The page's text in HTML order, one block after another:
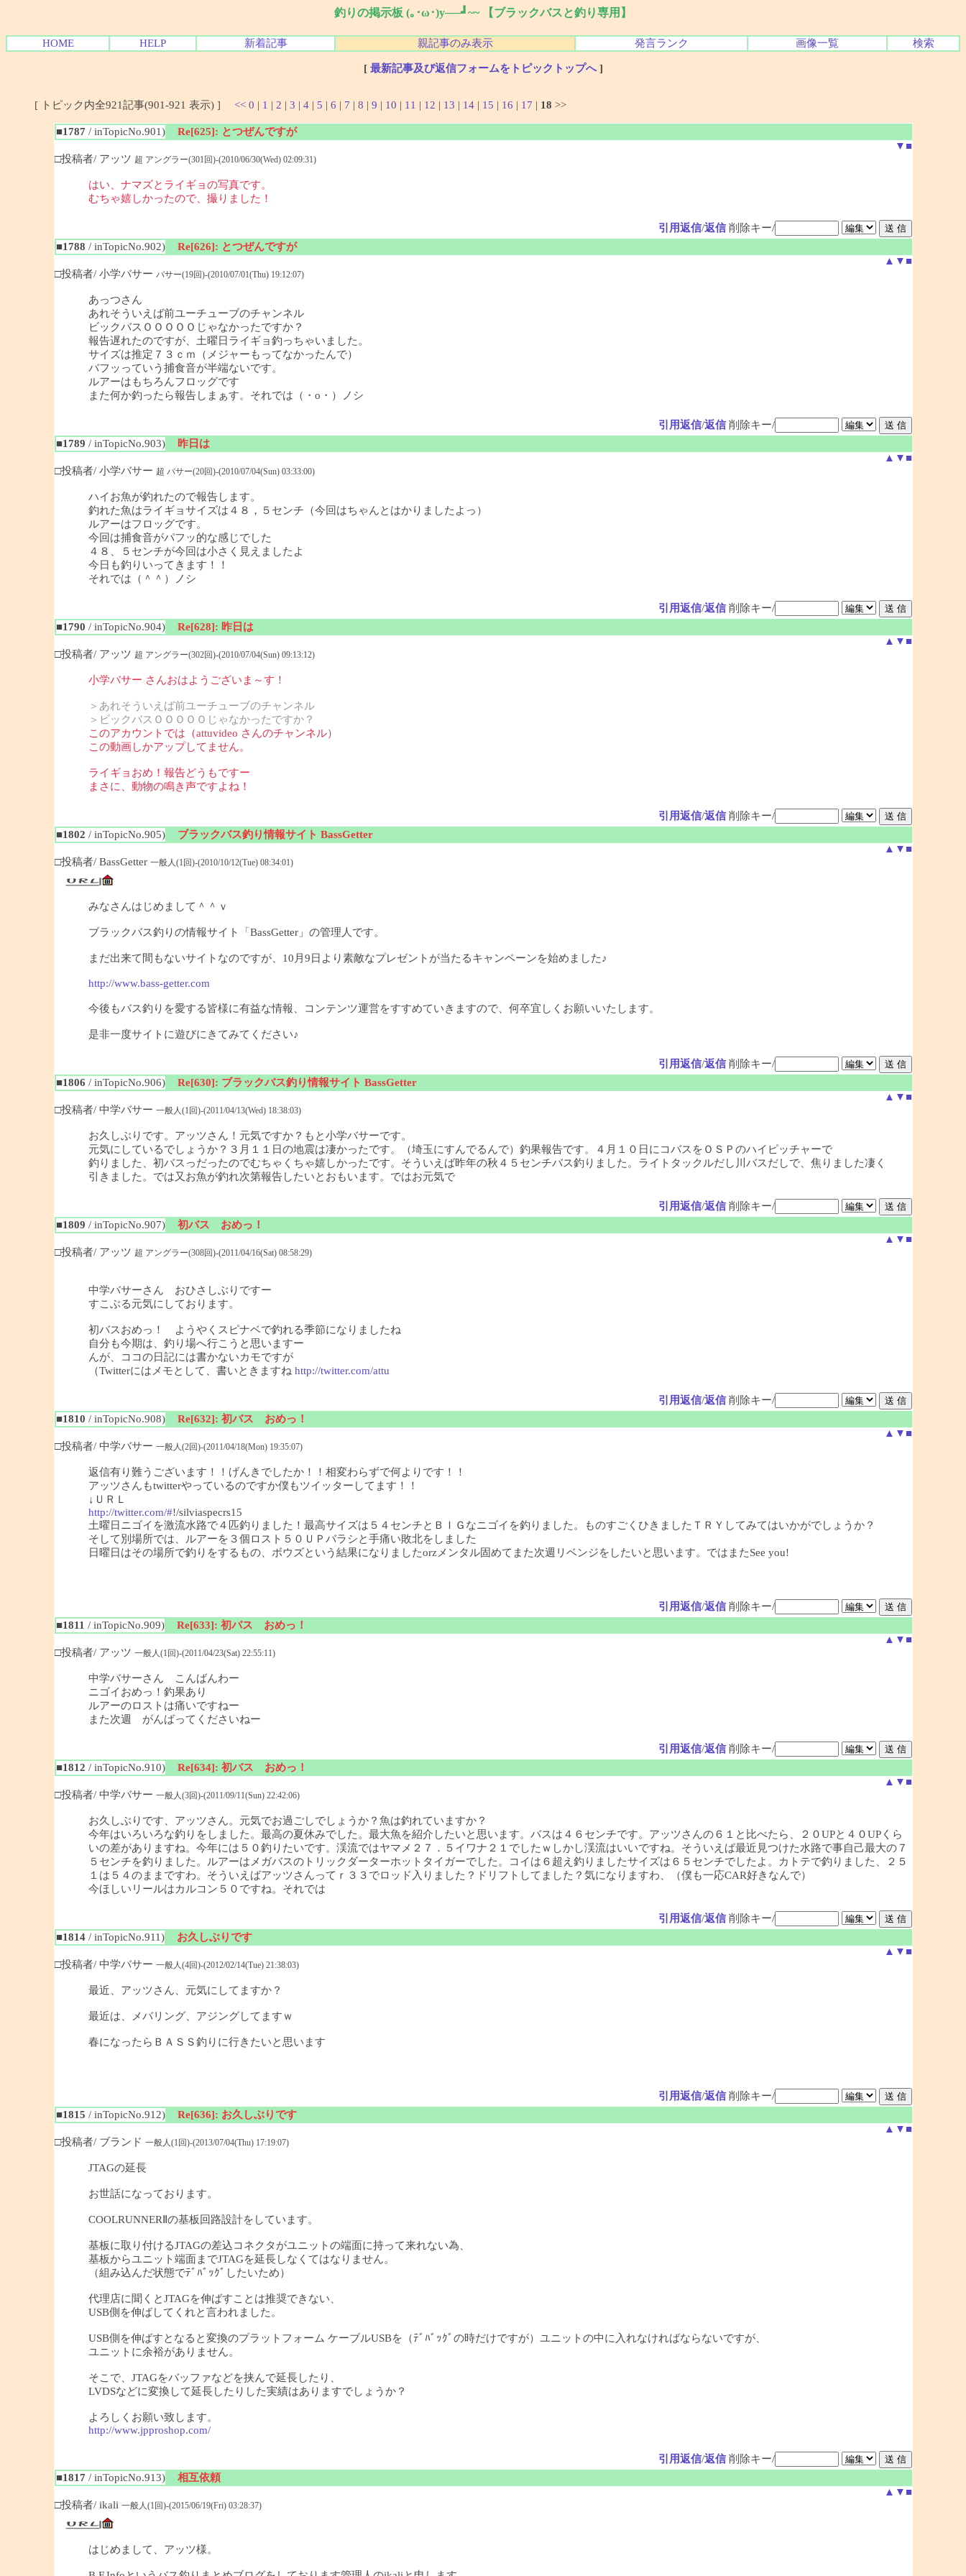
釣りの掲示板 (｡･ω･)y──┛~~ 【ブラックバスと釣り専用】
HOME HELP 新着記事 親記事のみ表示 発言ランク 画像一覧 検索
[ 最新記事及び返信フォームをトピックトップへ]
[ トピック内全921記事(901-921 表示) ] << 0 | 1 | 2 | 3 | 4 | 5 | 6 | 7 | 8 | 9 | 10 | 11 | 12 | 13 | 14 | 15 | 16 | 17 | 18 >>
■1787 / inTopicNo.901)
Re[625]: とつぜんですが
▼ ■
□投稿者/ アッツ 超 アングラー(301回)-(2010/06/30(Wed) 02:09:31)
はい、ナマズとライギョの写真です。
むちゃ嬉しかったので、撮りました！
引用返信/返信 削除キー/
■1788 / inTopicNo.902)
Re[626]: とつぜんですが
▲ ▼ ■
□投稿者/ 小学バサー バサー(19回)-(2010/07/01(Thu) 19:12:07)
あっつさん
あれそういえば前ユーチューブのチャンネル
ビックバスＯＯＯＯＯじゃなかったですか？
報告遅れたのですが、土曜日ライギョ釣っちゃいました。
サイズは推定７３ｃｍ（メジャーもってなかったんで）
バフッっていう捕食音が半端ないです。
ルアーはもちろんフロッグです
また何か釣ったら報告しまぁす。それでは（・o・）ノシ
引用返信/返信 削除キー/
■1789 / inTopicNo.903)
昨日は
▲ ▼ ■
□投稿者/ 小学バサー 超 バサー(20回)-(2010/07/04(Sun) 03:33:00)
ハイお魚が釣れたので報告します。
釣れた魚はライギョサイズは４８，５センチ（今回はちゃんとはかりましたよっ）
ルアーはフロッグです。
今回は捕食音がパフッ的な感じでした
４８、５センチが今回は小さく見えましたよ
今日も釣りいってきます！！
それでは（＾＾）ノシ
引用返信/返信 削除キー/
■1790 / inTopicNo.904)
Re[628]: 昨日は
▲ ▼ ■
□投稿者/ アッツ 超 アングラー(302回)-(2010/07/04(Sun) 09:13:12)
小学バサー さんおはようございま～す！
＞あれそういえば前ユーチューブのチャンネル
＞ビックバスＯＯＯＯＯじゃなかったですか？
このアカウントでは（attuvideo さんのチャンネル）
この動画しかアップしてません。
ライギョおめ！報告どうもですー
まさに、動物の鳴き声ですよね！
引用返信/返信 削除キー/
■1802 / inTopicNo.905)
ブラックバス釣り情報サイト BassGetter
▲ ▼ ■
□投稿者/ BassGetter 一般人(1回)-(2010/10/12(Tue) 08:34:01)
みなさんはじめまして＾＾ｖ
ブラックバス釣りの情報サイト「BassGetter」の管理人です。
まだ出来て間もないサイトなのですが、10月9日より素敵なプレゼントが当たるキャンペーンを始めました♪
http://www.bass-getter.com
今後もバス釣りを愛する皆様に有益な情報、コンテンツ運営をすすめていきますので、何卒宜しくお願いいたします。
是非一度サイトに遊びにきてみてください♪
引用返信/返信 削除キー/
■1806 / inTopicNo.906)
Re[630]: ブラックバス釣り情報サイト BassGetter
▲ ▼ ■
□投稿者/ 中学バサー 一般人(1回)-(2011/04/13(Wed) 18:38:03)
お久しぶりです。アッツさん！元気ですか？もと小学バサーです。
元気にしているでしょうか？３月１１日の地震は凄かったです。（埼玉にすんでるんで）釣果報告です。４月１０日にコバスをＯＳＰのハイピッチャーで
釣りました、初バスっだったのでむちゃくちゃ嬉しかったです。そういえば昨年の秋４５センチバス釣りました。ライトタックルだし川バスだしで、焦りました凄く
引きました。では又お魚が釣れ次第報告したいとおもいます。ではお元気で
引用返信/返信 削除キー/
■1809 / inTopicNo.907)
初バス おめっ！
▲ ▼ ■
□投稿者/ アッツ 超 アングラー(308回)-(2011/04/16(Sat) 08:58:29)
中学バサーさん おひさしぶりですー
すこぶる元気にしております。
初バスおめっ！ ようやくスピナベで釣れる季節になりましたね
自分も今期は、釣り場へ行こうと思いますー
んが、ココの日記には書かないカモですが
（Twitterにはメモとして、書いときますね http://twitter.com/attu
引用返信/返信 削除キー/
■1810 / inTopicNo.908)
Re[632]: 初バス おめっ！
▲ ▼ ■
□投稿者/ 中学バサー 一般人(2回)-(2011/04/18(Mon) 19:35:07)
返信有り難うございます！！げんきでしたか！！相変わらずで何よりです！！
アッツさんもtwitterやっているのですか僕もツイッターしてます！！
↓ＵＲＬ
http://twitter.com/#!/silviaspecrs15
土曜日ニゴイを激流水路で４匹釣りました！最高サイズは５４センチとＢＩＧなニゴイを釣りました。ものすごくひきましたＴＲＹしてみてはいかがでしょうか？
そして別場所では、ルアーを３個ロスト５０ＵＰバラシと手痛い敗北をしました
日曜日はその場所で釣りをするもの、ボウズという結果になりましたorzメンタル固めてまた次週リベンジをしたいと思います。ではまたSee you!
引用返信/返信 削除キー/
■1811 / inTopicNo.909)
Re[633]: 初バス おめっ！
▲ ▼ ■
□投稿者/ アッツ 一般人(1回)-(2011/04/23(Sat) 22:55:11)
中学バサーさん こんばんわー
ニゴイおめっ！釣果あり
ルアーのロストは痛いですねー
また次週 がんばってくださいねー
引用返信/返信 削除キー/
■1812 / inTopicNo.910)
Re[634]: 初バス おめっ！
▲ ▼ ■
□投稿者/ 中学バサー 一般人(3回)-(2011/09/11(Sun) 22:42:06)
お久しぶりです、アッツさん。元気でお過ごしでしょうか？魚は釣れていますか？
今年はいろいろな釣りをしました。最高の夏休みでした。最大魚を紹介したいと思います。バスは４６センチです。アッツさんの６１と比べたら、２０UPと４０UPくら
いの差がありますね。今年には５０釣りたいです。渓流ではヤマメ２７．５イワナ２１でしたｗしかし渓流はいいですね。そういえば最近見つけた水路で事自己最大の７
５センチを釣りました。ルアーはメガバスのトリックダーターホットタイガーでした。コイは６超え釣りましたサイズは６５センチでしたよ。カトテで釣りました、２５
１は５４のままですわ。そういえばアッツさんってｒ３３でロッド入りました？ドリフトしてました？気になりますわ、（僕も一応CAR好きなんで）
今ほしいリールはカルコン５０ですね。それでは
引用返信/返信 削除キー/
■1814/ inTopicNo.911)
お久しぶりです
▲ ▼ ■
□投稿者/ 中学バサー 一般人(4回)-(2012/02/14(Tue) 21:38:03)
最近、アッツさん、元気にしてますか？
最近は、メバリング、アジングしてますｗ
春になったらＢＡＳＳ釣りに行きたいと思います
引用返信/返信 削除キー/
■1815 / inTopicNo.912)
Re[636]: お久しぶりです
▲ ▼ ■
□投稿者/ ブランド 一般人(1回)-(2013/07/04(Thu) 17:19:07)
JTAGの延長
お世話になっております。
COOLRUNNERⅡの基板回路設計をしています。
基板に取り付けるJTAGの差込コネクタがユニットの端面に持って来れない為、
基板からユニット端面までJTAGを延長しなくてはなりません。
（組み込んだ状態でﾃﾞﾊﾞｯｸﾞしたいため）
代理店に聞くとJTAGを伸ばすことは推奨できない、
USB側を伸ばしてくれと言われました。
USB側を伸ばすとなると変換のプラットフォーム ケーブルUSBを（ﾃﾞﾊﾞｯｸﾞの時だけですが）ユニットの中に入れなければならないですが、
ユニットに余裕がありません。
そこで、JTAGをバッファなどを挟んで延長したり、
LVDSなどに変換して延長したりした実績はありますでしょうか？
よろしくお願い致します。
http://www.jpproshop.com/
引用返信/返信 削除キー/
■1817 / inTopicNo.913)
相互依頼
▲ ▼ ■
□投稿者/ ikali 一般人(1回)-(2015/06/19(Fri) 03:28:37)
はじめまして、アッツ様。